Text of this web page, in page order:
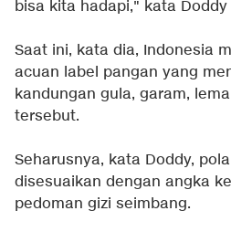
bisa kita hadapi," kata
Saat ini, kata dia, Indonesia
acuan label pangan yang
kandungan gula, garam,
tersebut.
Seharusnya, kata Doddy,
disesuaikan dengan angka
pedoman gizi seimbang.